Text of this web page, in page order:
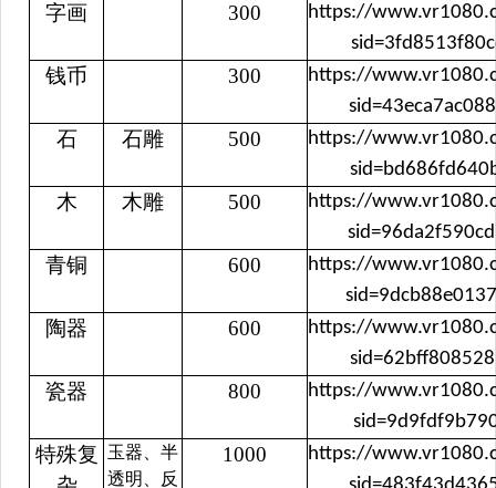
字画 300
https://
钱币 300
https://
石 石雕 500
https://
木 木雕 500
https://
青铜 600
https://
陶器 600
https://
瓷器 800
https://
特殊复
玉器、半
透明、反
1000
https://